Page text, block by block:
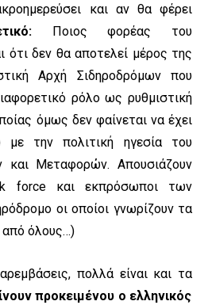
και αν θα φέρει
Ποιος φορέας του
ότι δεν θα αποτελεί μέρος της
Αρχή Σιδηροδρόμων που
ρόλο ως ρυθμιστική
όμως δεν φαίνεται να έχει
με την πολιτική ηγεσία του
και Μεταφορών. Απουσιάζουν
force και εκπρόσωποι των
οι οποίοι γνωρίζουν τα
όλους…)
πολλά είναι και τα
προκειμένου ο ελληνικός